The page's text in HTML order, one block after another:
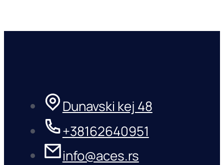
Dunavski kej 48
+38162640951
info@aces.rs